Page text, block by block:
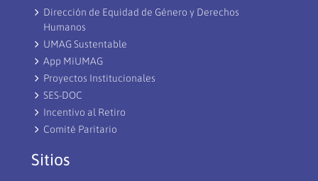
Dirección de Equidad de Género y Derechos
Humanos
UMAG Sustentable
App MiUMAG
Proyectos Institucionales
SES-DOC
Incentivo al Retiro
Comité Paritario
Sitios